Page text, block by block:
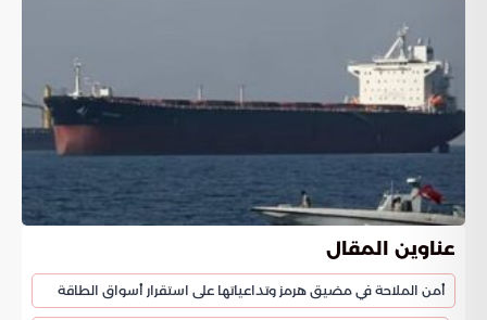
عناوين المقال
أمن الملاحة في مضيق هرمز وتداعياتها على استقرار أسواق الطاقة